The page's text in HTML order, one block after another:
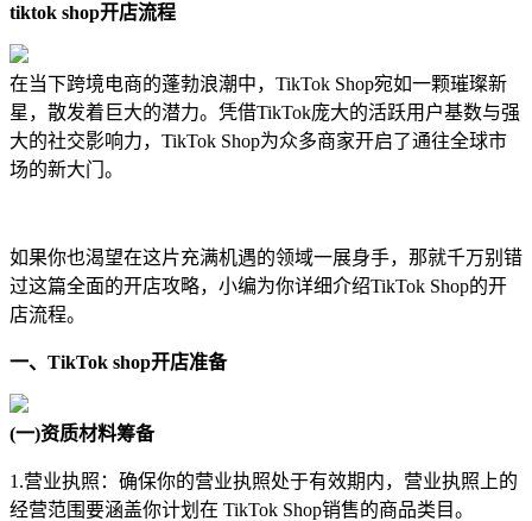
tiktok shop开店流程
在当下跨境电商的蓬勃浪潮中，TikTok Shop宛如一颗璀璨新
星，散发着巨大的潜力。凭借TikTok庞大的活跃用户基数与强
大的社交影响力，TikTok Shop为众多商家开启了通往全球市
场的新大门。
如果你也渴望在这片充满机遇的领域一展身手，那就千万别错
过这篇全面的开店攻略，小编为你详细介绍TikTok Shop的开
店流程。
一、TikTok shop开店准备
(一)资质材料筹备
1.营业执照：确保你的营业执照处于有效期内，营业执照上的
经营范围要涵盖你计划在 TikTok Shop销售的商品类目。